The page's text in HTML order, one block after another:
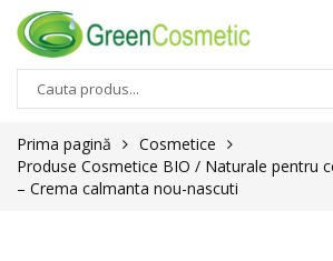
Prima pagină
Cosmetice
Produse Cosmetice BIO / Naturale pentru
– Crema calmanta nou-nascuti